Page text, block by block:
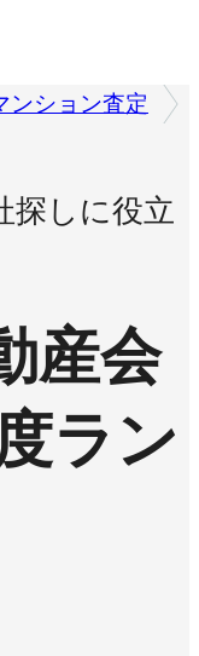
ンション査定
探しに役立
産会
ラン